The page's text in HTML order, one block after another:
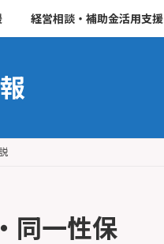
経営相談・補助金活用支援
同一性保